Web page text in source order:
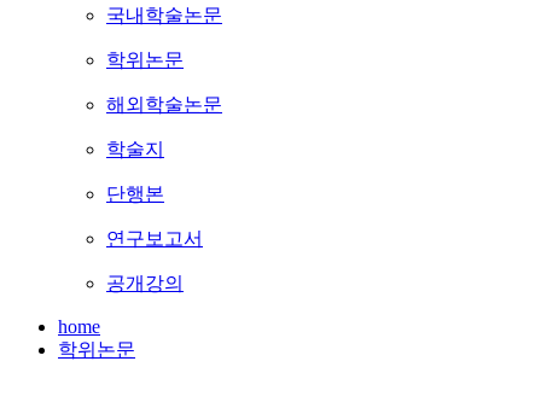
국내학술논문
학위논문
해외학술논문
학술지
단행본
연구보고서
공개강의
home
학위논문